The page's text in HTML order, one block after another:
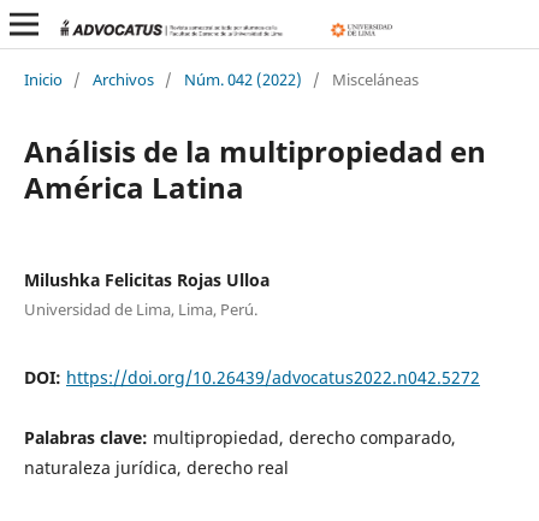
Inicio / Archivos / Núm. 042 (2022) / Misceláneas
Análisis de la multipropiedad en
América Latina
Milushka Felicitas Rojas Ulloa
Universidad de Lima, Lima, Perú.
DOI: https://doi.org/10.26439/advocatus2022.n042.5272
Palabras clave: multipropiedad, derecho comparado,
naturaleza jurídica, derecho real